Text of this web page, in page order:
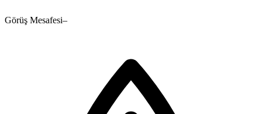
Görüş Mesafesi–